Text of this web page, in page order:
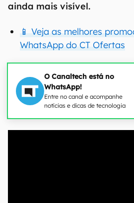
ainda mais visível.
📱 Veja as melhores
WhatsApp do CT Ofertas
O Canaltech está no
WhatsApp!
Entre no canal e acompanhe
notícias e dicas de tecnologia